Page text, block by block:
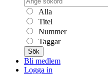
Alla
Titel
Nummer
Taggar
Sök
Bli medlem
Logga in